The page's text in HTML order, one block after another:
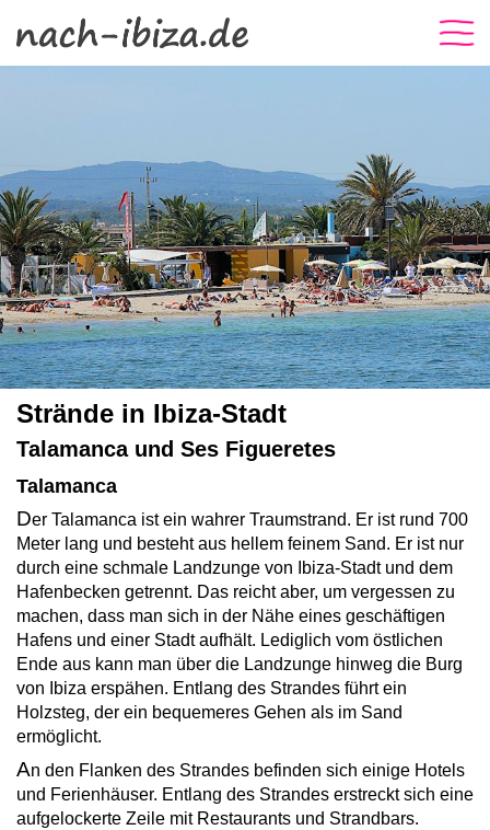
Strände in Ibiza-Stadt
Talamanca und Ses Figueretes
Talamanca
Der Talamanca ist ein wahrer Traumstrand. Er ist rund 700
Meter lang und besteht aus hellem feinem Sand. Er ist nur
durch eine schmale Landzunge von Ibiza-Stadt und dem
Hafenbecken getrennt. Das reicht aber, um vergessen zu
machen, dass man sich in der Nähe eines geschäftigen
Hafens und einer Stadt aufhält. Lediglich vom östlichen
Ende aus kann man über die Landzunge hinweg die Burg
von Ibiza erspähen. Entlang des Strandes führt ein
Holzsteg, der ein bequemeres Gehen als im Sand
ermöglicht.
An den Flanken des Strandes befinden sich einige Hotels
und Ferienhäuser. Entlang des Strandes erstreckt sich eine
aufgelockerte Zeile mit Restaurants und Strandbars.